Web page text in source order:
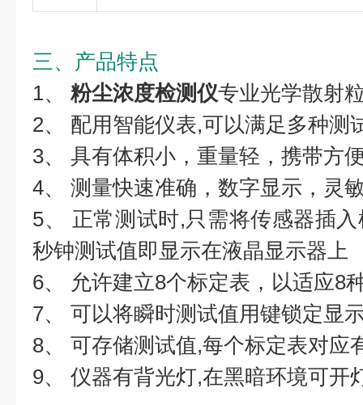
三、产品特点
1、 粉尘浓度检测仪专业光学散射
2、 配用智能仪表,可以满足多种测
3、 具有体积小，重量轻，携带方
4、 测量快速准确，数字显示，灵
5、 正常测试时,只需将传感器插
秒钟测试值即显示在液晶显示器上
6、 允许建立8个标定表，以适应8
7、 可以将瞬时测试值用键锁定显
8、 可存储测试值,每个标定表对应
9、 仪器有背光灯,在黑暗环境可开